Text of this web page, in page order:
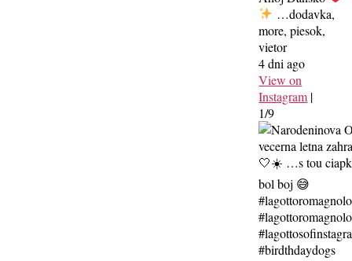
…dodavka,
more, piesok,
vietor
4 dni ago
View on
Instagram |
1/9